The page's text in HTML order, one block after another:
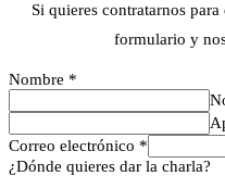
Si quieres contratarnos
formulario y
Nombre *
Correo electrónico *
¿Dónde quieres dar la charla?